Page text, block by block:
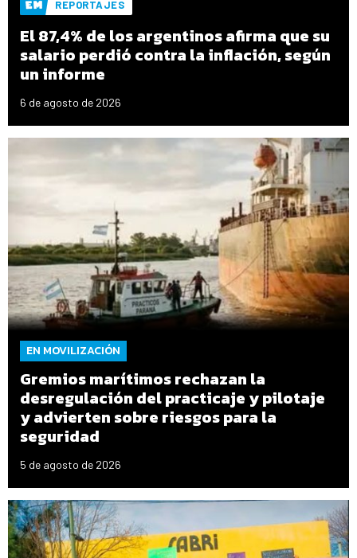
REPORTAJES
El 87,4% de los argentinos afirma que su
salario perdió contra la inflación, según
un informe
6 de agosto de 2026
EN MOVILIZACIÓN
Gremios marítimos rechazan la
desregulación del practicaje y pilotaje
y advierten sobre riesgos para la
seguridad
5 de agosto de 2026